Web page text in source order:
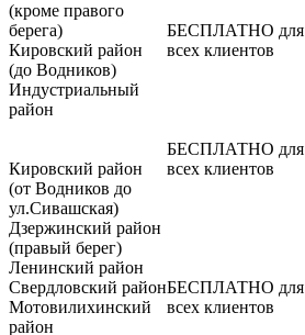
(кроме правого
берега)
Кировский район
(до Водников)
Индустриальный
район
Кировский район
(от Водников до
ул.Сивашская)
Дзержинский район
(правый берег)
Ленинский район
Свердловский район
Мотовилихинский
район
БЕСПЛАТНО для
всех клиентов
БЕСПЛАТНО для
всех клиентов
БЕСПЛАТНО для
всех клиентов